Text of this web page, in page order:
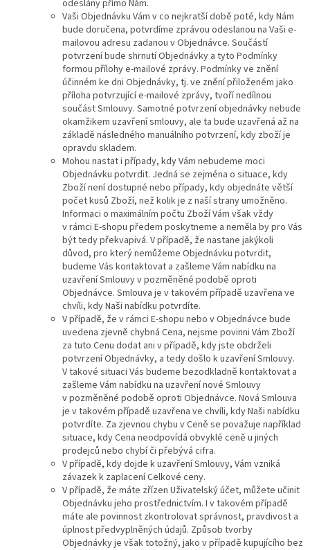
odeslány přímo Nám.
Vaši Objednávku Vám v co nejkratší době poté, kdy Nám
bude doručena, potvrdíme zprávou odeslanou na Vaši e-
mailovou adresu zadanou v Objednávce. Součástí
potvrzení bude shrnutí Objednávky a tyto Podmínky
formou přílohy e-mailové zprávy. Podmínky ve znění
účinném ke dni Objednávky, tj. ve znění přiloženém jako
příloha potvrzující e-mailové zprávy, tvoří nedílnou
součást Smlouvy. Samotné potvrzení objednávky nebude
okamžikem uzavření smlouvy, ale ta bude uzavřená až na
základě následného manuálního potvrzení, kdy zboží je
opravdu skladem.
Mohou nastat i případy, kdy Vám nebudeme moci
Objednávku potvrdit. Jedná se zejména o situace, kdy
Zboží není dostupné nebo případy, kdy objednáte větší
počet kusů Zboží, než kolik je z naší strany umožněno.
Informaci o maximálním počtu Zboží Vám však vždy
v rámci E-shopu předem poskytneme a neměla by pro Vás
být tedy překvapivá. V případě, že nastane jakýkoli
důvod, pro který nemůžeme Objednávku potvrdit,
budeme Vás kontaktovat a zašleme Vám nabídku na
uzavření Smlouvy v pozměněné podobě oproti
Objednávce. Smlouva je v takovém případě uzavřena ve
chvíli, kdy Naši nabídku potvrdíte.
V případě, že v rámci E-shopu nebo v Objednávce bude
uvedena zjevně chybná Cena, nejsme povinni Vám Zboží
za tuto Cenu dodat ani v případě, kdy jste obdrželi
potvrzení Objednávky, a tedy došlo k uzavření Smlouvy.
V takové situaci Vás budeme bezodkladně kontaktovat a
zašleme Vám nabídku na uzavření nové Smlouvy
v pozměněné podobě oproti Objednávce. Nová Smlouva
je v takovém případě uzavřena ve chvíli, kdy Naši nabídku
potvrdíte. Za zjevnou chybu v Ceně se považuje například
situace, kdy Cena neodpovídá obvyklé ceně u jiných
prodejců nebo chybí či přebývá cifra.
V případě, kdy dojde k uzavření Smlouvy, Vám vzniká
závazek k zaplacení Celkové ceny.
V případě, že máte zřízen Uživatelský účet, můžete učinit
Objednávku jeho prostřednictvím. I v takovém případě
máte ale povinnost zkontrolovat správnost, pravdivost a
úplnost předvyplněných údajů. Způsob tvorby
Objednávky je však totožný, jako v případě kupujícího bez